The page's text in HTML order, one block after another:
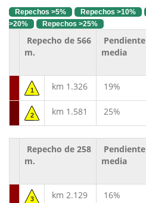
Repechos >5% Repechos >10%
>20%
Repechos >25%
Repecho de 566
m.
Pendiente
media
1 km 1.326 19%
2 km 1.581 25%
Repecho de 258
m.
Pendiente
media
3 km 2.129 16%